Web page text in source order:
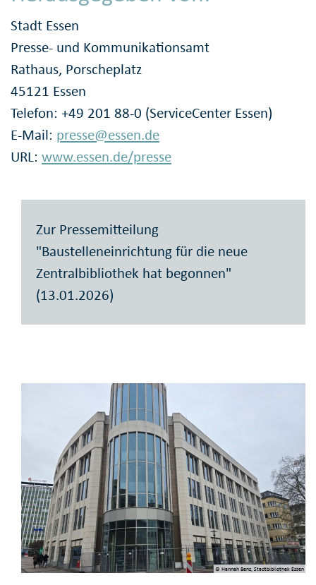
Stadt Essen
Presse- und Kommunikationsamt
Rathaus, Porscheplatz
45121 Essen
Telefon: +49 201 88-0 (ServiceCenter Essen)
E-Mail: presse@essen.de
URL: www.essen.de/presse
Zur Pressemitteilung
"Baustelleneinrichtung für die neue
Zentralbibliothek hat begonnen"
(13.01.2026)
© Hannah Benz, Stadtbibliothek Essen